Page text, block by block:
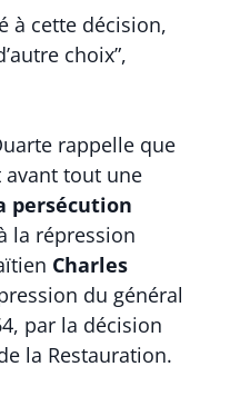
à cette décision,
choix”,
rappelle que
avant tout une
persécution
la répression
Charles
du général
par la décision
la Restauration.